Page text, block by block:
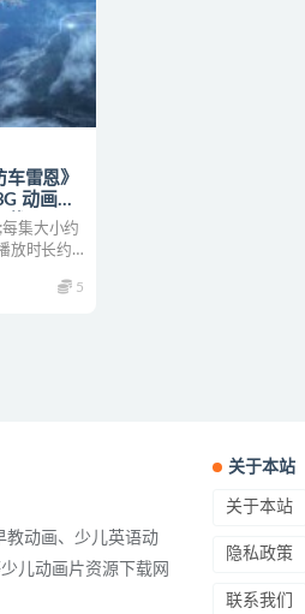
雷恩》
动画片
载集大小约
放时长约
5
教动画、少儿英语动
儿动画片资源下载网
关于本站
关于本站
隐私政策
联系我们